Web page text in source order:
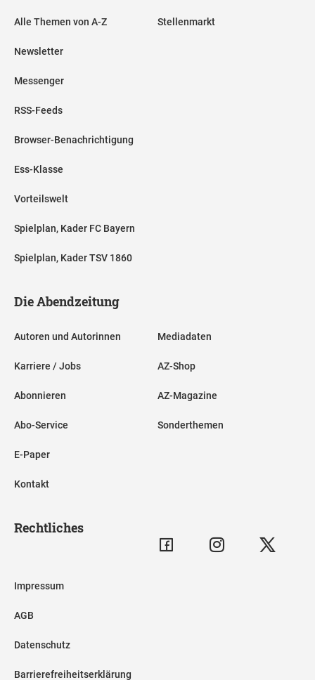
Alle Themen von A-Z
Newsletter
Messenger
RSS-Feeds
Browser-Benachrichtigung
Ess-Klasse
Vorteilswelt
Spielplan, Kader FC Bayern
Spielplan, Kader TSV 1860
Stellenmarkt
Die Abendzeitung
Autoren und Autorinnen
Karriere / Jobs
Abonnieren
Abo-Service
E-Paper
Kontakt
Mediadaten
AZ-Shop
AZ-Magazine
Sonderthemen
Rechtliches
Impressum
AGB
Datenschutz
Barrierefreiheitserklärung